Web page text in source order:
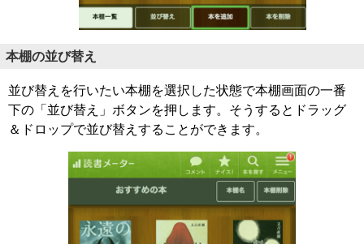
本棚の並び替え
並び替えを行いたい本棚を選択した状態で本棚画面の一番
下の「並び替え」ボタンを押します。そうするとドラッグ
＆ドロップで並び替えすることができます。